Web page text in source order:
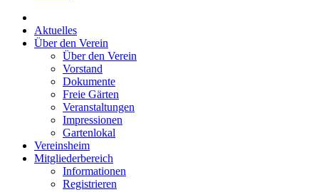
Aktuelles
Über den Verein
Über den Verein
Vorstand
Dokumente
Freie Gärten
Veranstaltungen
Impressionen
Gartenlokal
Vereinsheim
Mitgliederbereich
Informationen
Registrieren